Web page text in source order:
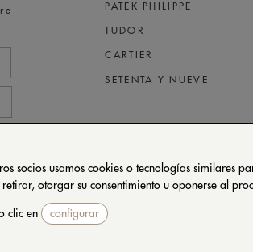
socios usamos cookies o tecnologías similares
otorgar su consentimiento u oponerse al
clic en configurar
PATEK PHILIPPE
TUDOR
CARTIER
SETENTA Y NUEVE